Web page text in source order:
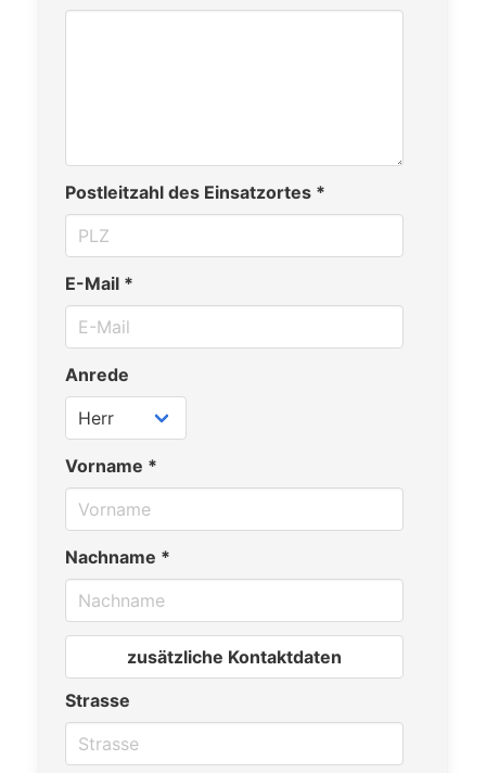
Postleitzahl des Einsatzortes *
E-Mail *
Anrede
Vorname *
Nachname *
zusätzliche Kontaktdaten
Strasse